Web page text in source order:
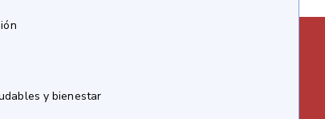
y bienestar